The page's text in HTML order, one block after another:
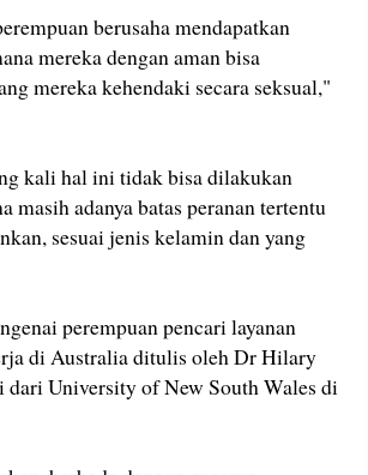
berusaha mendapatkan
mereka dengan aman bisa
mereka kehendaki secara seksual,"
kali hal ini tidak bisa dilakukan
masih adanya batas peranan tertentu
sesuai jenis kelamin dan yang
perempuan pencari layanan
di Australia ditulis oleh Dr Hilary
University of New South Wales di